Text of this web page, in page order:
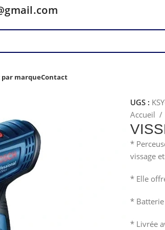
par marqueContact
UGS :
Accueil /
*
vissage
* Elle
*
* Livrée